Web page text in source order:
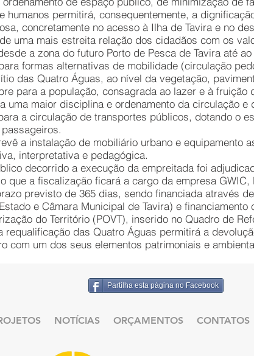
humanos permitirá, consequentemente, a
concretamente no acesso à Ilha de Tavira e no
uma mais estreita relação dos cidadãos com os
a zona do futuro Porto de Pesca de Tavira até
formas alternativas de mobilidade (circulação
das Quatro Águas, ao nível da vegetação,
para a população, consagrada ao lazer e à fruição
uma maior disciplina e ordenamento da circulação
a circulação de transportes públicos, dotando o
a instalação de mobiliário urbano e equipamento
interpretativa e pedagógica.
decorrido a execução da empreitada foi
que a fiscalização ficará a cargo da empresa
previsto de 365 dias, sendo financiada através
e Câmara Municipal de Tavira) e
do Território (POVT), inserido no Quadro de
requalificação das Quatro Águas permitirá a
com um dos seus elementos patrimoniais e
Partilha esta página no Facebook
NOTÍCIAS ORÇAMENTOS CONTATOS